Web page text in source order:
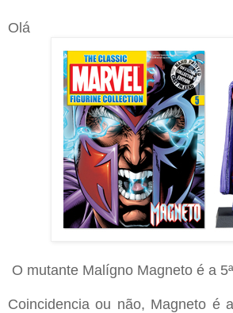
Olá
O mutante Malígno Magneto é a
Coincidencia ou não, Magneto é